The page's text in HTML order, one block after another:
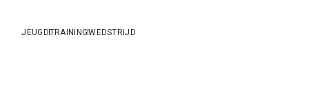
JEUGDTRAININGWEDSTRIJD